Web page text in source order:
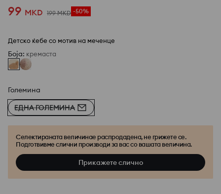
99 MKD 199 MKD -50%
Детско ќебе со мотив на меченце
Боја: кремаста
Големина
ЕДНА ГОЛЕМИНА
Селектираната величинае распродадена, не грижете се.
Подготвивме слични производи за вас со вашата величина.
Прикажете слично